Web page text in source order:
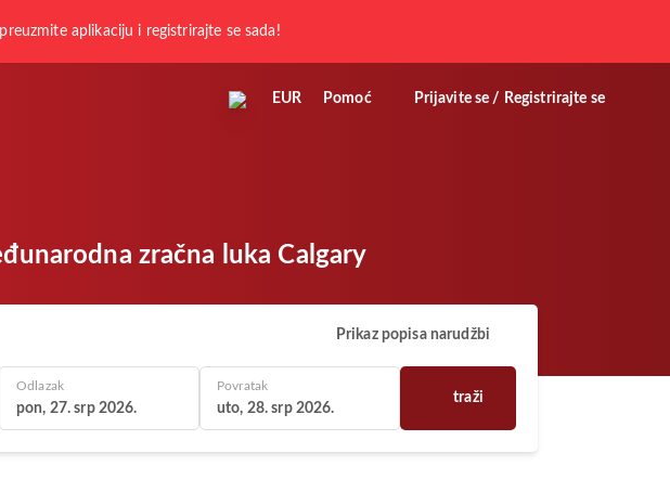
aplikaciju i registrirajte se sada!
EUR Pomoć Prijavite se / Registrirajte se
zračna luka Calgary
Prikaz popisa narudžbi
Odlazak
pon, 27. srp 2026.
Povratak
uto, 28. srp 2026.
traži